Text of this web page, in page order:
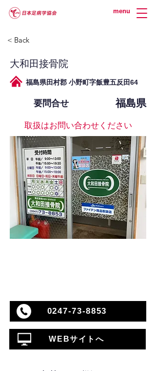
menu
< Back
大和田接骨院
福島県田村郡 小野町字飯豊五反田64
要問合せ 福島県
取扱はお問い合わせください
0247-73-8853
WEBサイトへ